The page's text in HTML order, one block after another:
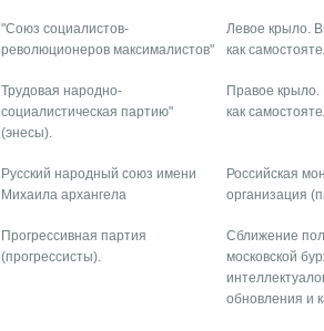
"Союз социалистов-
революционеров максималистов"
Левое крыло.
как
Трудовая народно-
социалистическая партию"
(энесы).
Правое крыло.
как
Русский народный союз имени
Михаила архангела
Российская
организация
Прогрессивная партия
(прогрессисты).
Сближение
московской
обновления и